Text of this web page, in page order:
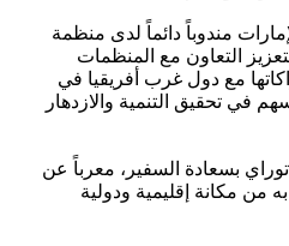
مندوباً دائماً لدى منظمة
التعاون مع المنظمات
مع دول غرب أفريقيا في
في تحقيق التنمية والازدهار
بسعادة السفير، معرباً عن
من مكانة إقليمية ودولية